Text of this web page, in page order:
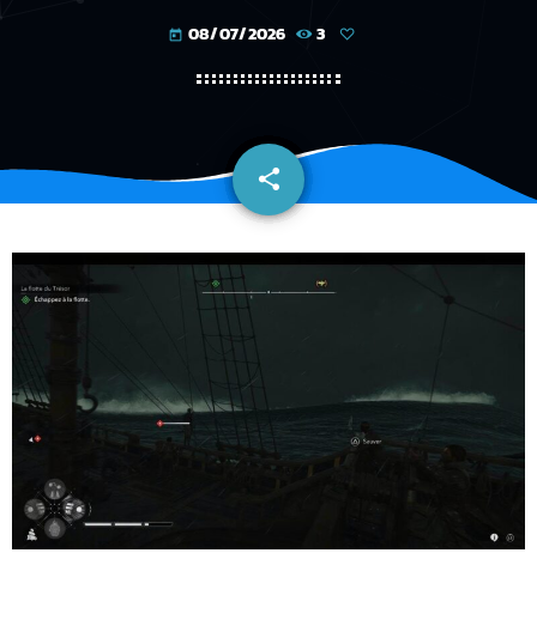
today 08/07/2026 3
share
email